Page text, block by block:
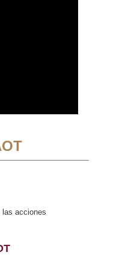
las acciones